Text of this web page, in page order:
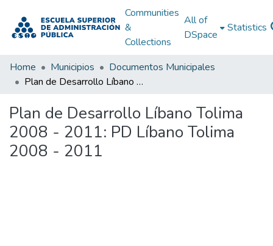
Communities
&
Collections
All of
DSpace
Statistics
Home Municipios
Documentos Municipales
Plan de Desarrollo Líbano Tolima 2008 - 2011: PD Líbano Tolima 2008 - 2011
Plan de Desarrollo Líbano Tolima
2008 - 2011: PD Líbano Tolima
2008 - 2011